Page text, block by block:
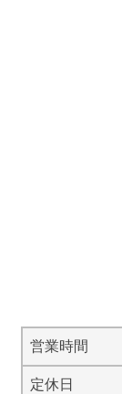
営業時間
定休日